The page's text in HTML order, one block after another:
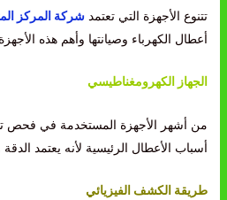
تتنوع الأجهزة التي تعتمد شركة المركز
أعطال الكهرباء وصيانتها وأهم هذه
الجهاز الكهرومغناطيسي
من أشهر الأجهزة المستخدمة في فحص
أسباب الأعطال الرئيسية لأنه يعتمد
طريقة الكشف الفيزيائي